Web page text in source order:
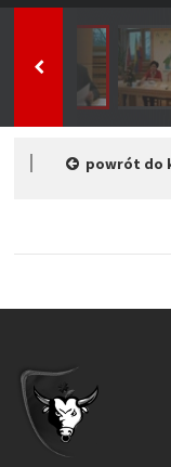
powrót